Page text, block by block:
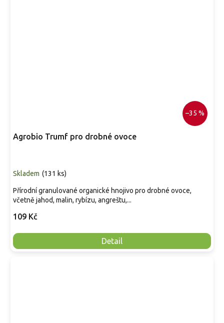
–35 %
Agrobio Trumf pro drobné ovoce
Skladem (131 ks)
109 Kč
Detail
Přírodní granulované organické hnojivo pro drobné ovoce,
včetně jahod, malin, rybízu, angreštu,...